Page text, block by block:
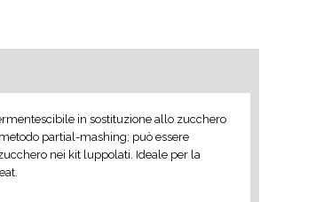
in sostituzione allo zucchero
partial-mashing; può essere
nei kit luppolati. Ideale per la